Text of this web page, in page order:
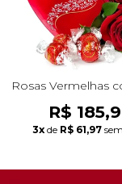
Rosas Vermelhas
R$
3x de R$ 61,97